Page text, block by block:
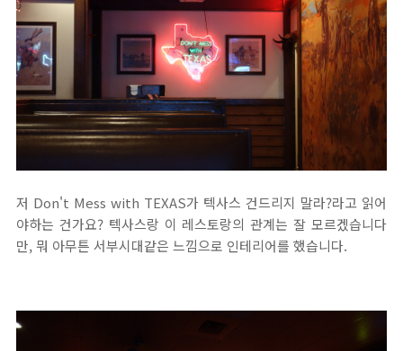
저 Don't Mess with TEXAS가 텍사스 건드리지 말라?라고 읽어
야하는 건가요? 텍사스랑 이 레스토랑의 관계는 잘 모르겠습니다
만, 뭐 아무튼 서부시대같은 느낌으로 인테리어를 했습니다.